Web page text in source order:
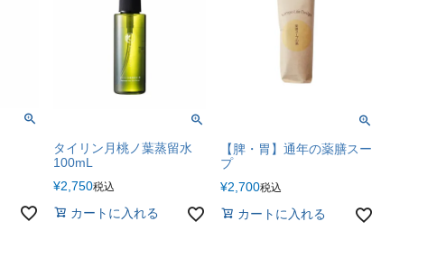
タイリン月桃ノ葉蒸留水
100mL
¥2,750税込
カートに入れる
【脾・胃】通年の薬膳スー
プ
¥2,700税込
カートに入れる